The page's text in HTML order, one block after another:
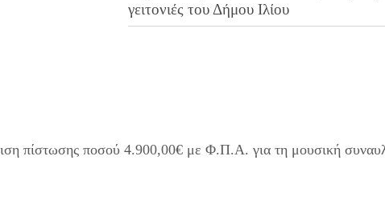
γειτονιές του Δήμου Ιλίου